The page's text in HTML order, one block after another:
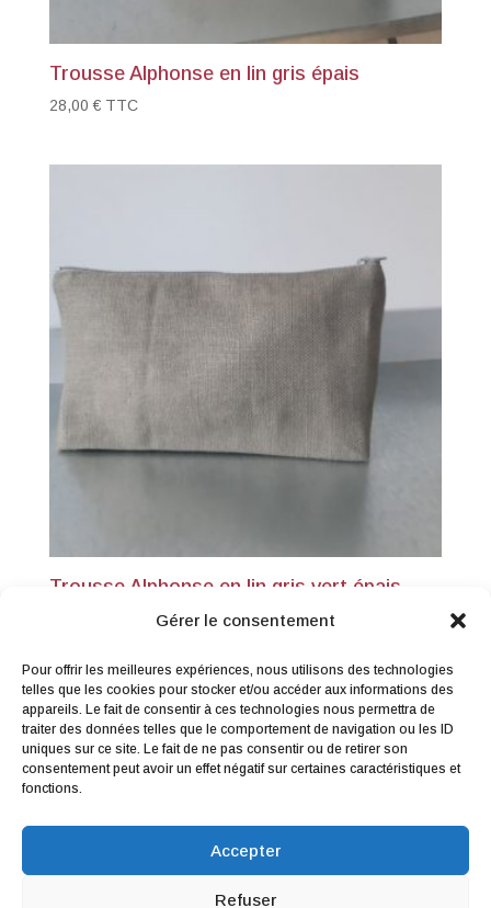
Gérer le consentement
Pour offrir les meilleures expériences, nous utilisons des technologies
telles que les cookies pour stocker et/ou accéder aux informations des
appareils. Le fait de consentir à ces technologies nous permettra de
traiter des données telles que le comportement de navigation ou les ID
uniques sur ce site. Le fait de ne pas consentir ou de retirer son
consentement peut avoir un effet négatif sur certaines caractéristiques et
fonctions.
Accepter
Refuser
Trousse Alphonse en lin gris épais
28,00€ TTC
Trousse Alphonse en lin gris vert épais
Me contacter|Droit de rétractation|
Mentions légales & Politique de
confidentialité